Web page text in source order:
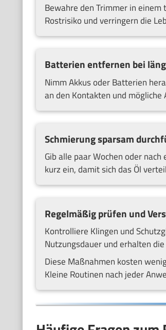
Bewahre den Trimmer in
Rostrisiko und verringern die
Batterien entfernen bei
Nimm Akkus oder Batterien
an den Kontakten und mögliche
Schmierung sparsam
Gib alle paar Wochen oder
kurz ein, damit sich das Öl
Regelmäßig prüfen und
Kontrolliere Klingen und
Nutzungsdauer und erhalten
Diese Maßnahmen kosten
Kleine Routinen nach jeder